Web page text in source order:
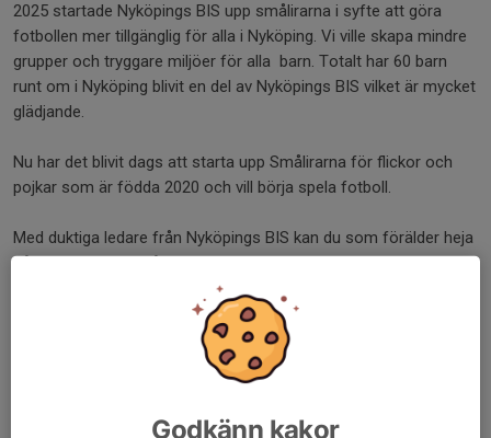
2025 startade Nyköpings BIS upp smålirarna i syfte att göra
fotbollen mer tillgänglig för alla i Nyköping. Vi ville skapa mindre
grupper och tryggare miljöer för alla barn. Totalt har 60 barn
runt om i Nyköping blivit en del av Nyköpings BIS vilket är mycket
glädjande.
Nu har det blivit dags att starta upp Smålirarna för flickor och
pojkar som är födda 2020 och vill börja spela fotboll.
Med duktiga ledare från Nyköpings BIS kan du som förälder heja
på och vara stöd från sidan samtidigt som du förhoppningsvis
funderar på om du själv vill bli ledare i framtiden.
Vi är väldigt stolta över denna lyckade satsning och välkomnar
alla flickor och pojkar födda 2020 till Smålirarna!
Verksamheten startar i November 2025 på tre olika platser i
Godkänn kakor